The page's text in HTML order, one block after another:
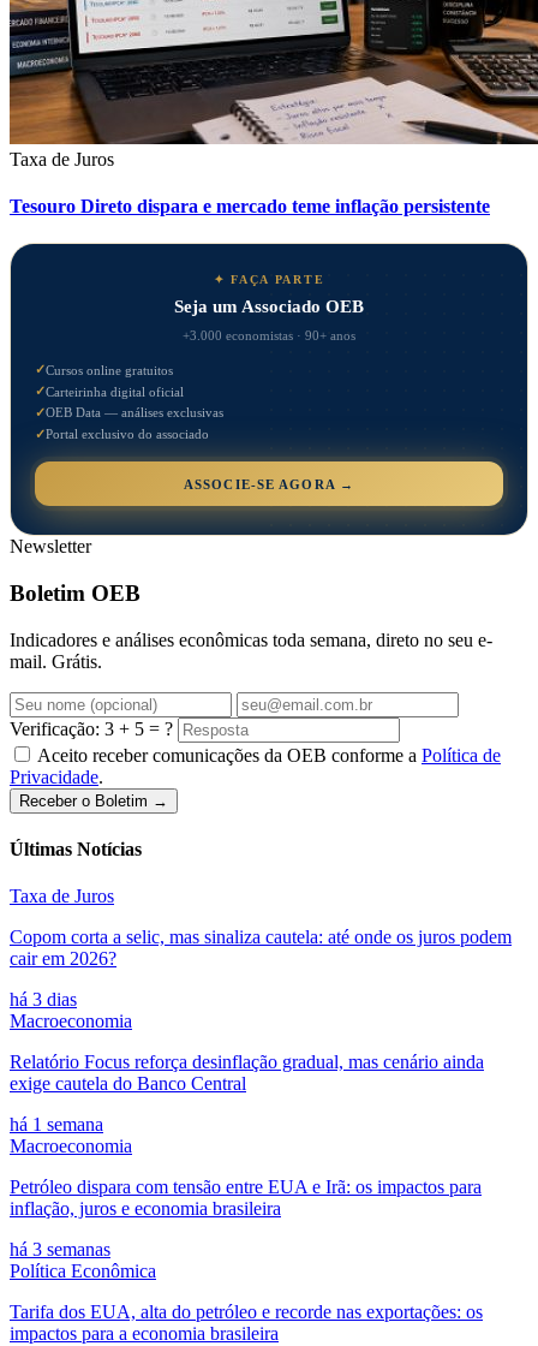
Taxa de Juros
Tesouro Direto dispara e mercado teme inflação persistente
✦ FAÇA PARTE
Seja um Associado OEB
+3.000 economistas · 90+ anos
✓Cursos online gratuitos
✓Carteirinha digital oficial
✓OEB Data — análises exclusivas
✓Portal exclusivo do associado
ASSOCIE-SE AGORA →
Newsletter
Boletim OEB
Indicadores e análises econômicas toda semana, direto no seu e-
mail. Grátis.
Verificação: 3 + 5 = ?
Aceito receber comunicações da OEB conforme a Política de
Privacidade.
Receber o Boletim →
Últimas Notícias
Taxa de Juros
Copom corta a selic, mas sinaliza cautela: até onde os juros podem
cair em 2026?
há 3 dias
Macroeconomia
Relatório Focus reforça desinflação gradual, mas cenário ainda
exige cautela do Banco Central
há 1 semana
Macroeconomia
Petróleo dispara com tensão entre EUA e Irã: os impactos para
inflação, juros e economia brasileira
há 3 semanas
Política Econômica
Tarifa dos EUA, alta do petróleo e recorde nas exportações: os
impactos para a economia brasileira